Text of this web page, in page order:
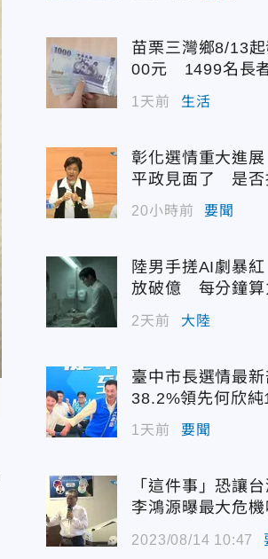
苗栗三灣鄉8/13
00元 1499名長
1天前 生活
彰化選情重大進
平政見面了 是否
度曝光
20小時前 要聞
陸男手搓AI劇暴
放破億 每分鐘算
2天前 大陸
臺中市長選情最
38.2%領先何欣
代支持度全面居首
1天前 要聞
「這件事」恐讓
李鴻源曝最大危
2023/08/14 10:47